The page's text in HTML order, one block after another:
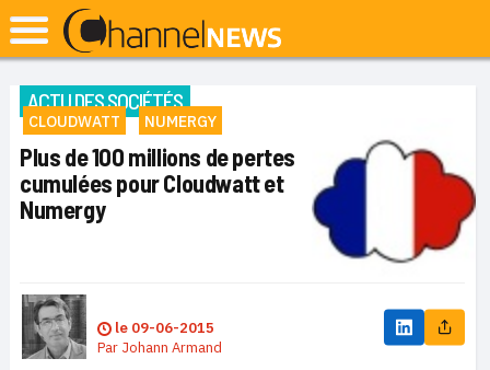
ACTU DES SOCIÉTÉS
CLOUDWATT NUMERGY
Plus de 100 millions de pertes
cumulées pour Cloudwatt et
Numergy
le 09-06-2015
Par Johann Armand